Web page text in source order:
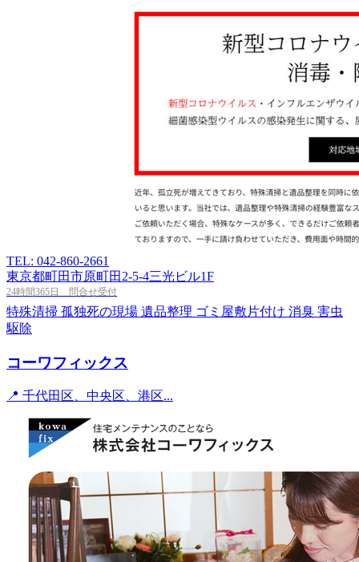
TEL: 042-860-2661
東京都町田市原町田2-5-4三光ビル1F
24時間365日 問合せ受付
特殊清掃 孤独死の現場 遺品整理 ゴミ屋敷片付け 消臭 害虫
駆除
コーワフィックス
📍 千代田区、中央区、港区...